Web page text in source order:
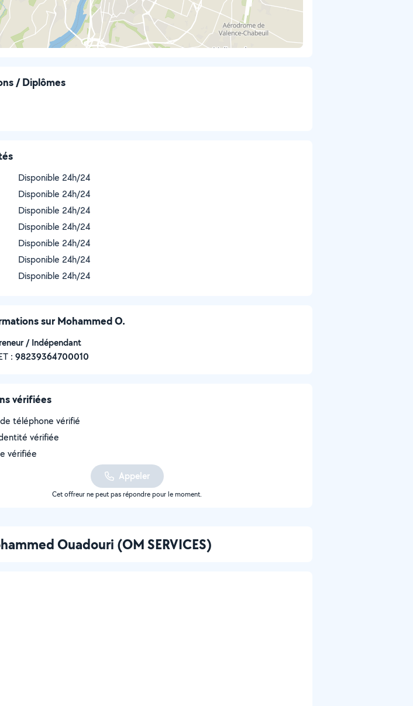
/ Diplômes
Disponible 24h/24
Disponible 24h/24
Disponible 24h/24
Disponible 24h/24
Disponible 24h/24
Disponible 24h/24
Disponible 24h/24
sur Mohammed O.
/ Indépendant
: ‍98239364700010
vérifiées
téléphone vérifié
vérifiée
vérifiée
Appeler
Cet offreur ne peut pas répondre pour le moment.
Ouadouri (OM SERVICES)